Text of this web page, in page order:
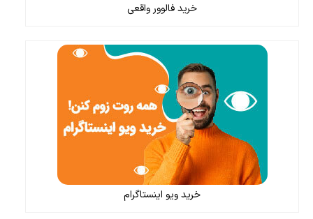
خرید فالوور واقعی
خرید ویو اینستاگرام